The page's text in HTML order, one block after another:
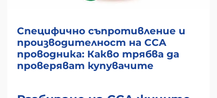
Специфично съпротивление и
производителност на CCA
проводника: Какво трябва да
проверяват купувачите